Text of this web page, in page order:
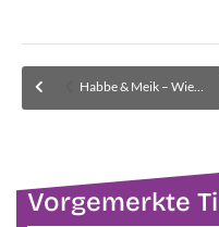
Habbe & Meik – Wiederholung
Vorgemerkte